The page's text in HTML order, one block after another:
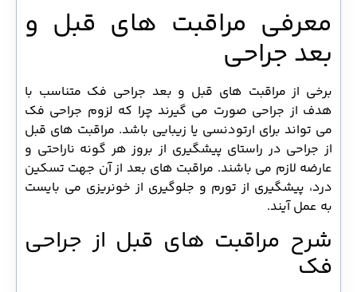
معرفی مراقبت های قبل و
بعد جراحی
برخی از مراقبت های قبل و بعد جراحی فک متناسب با
هدف از جراحی صورت می گیرند چرا که لزوم جراحی فک
می تواند برای ارتودنسی یا زیبایی باشد. مراقبت های قبل
از جراحی در راستای پیشگیری از بروز هر گونه ناراحتی و
عارضه لازم می باشند. مراقبت های بعد از آن جهت تسکین
درد، پیشگیری از تورم و جلوگیری از خونریزی می بایست
به عمل آیند.
شرح مراقبت های قبل از جراحی
فک